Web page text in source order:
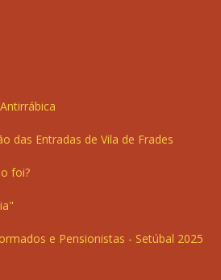
das Entradas de Vila de Frades
foi?
e Pensionistas - Setúbal 2025